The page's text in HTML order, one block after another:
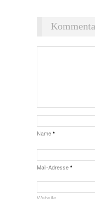
Name *
Mail-Adresse *